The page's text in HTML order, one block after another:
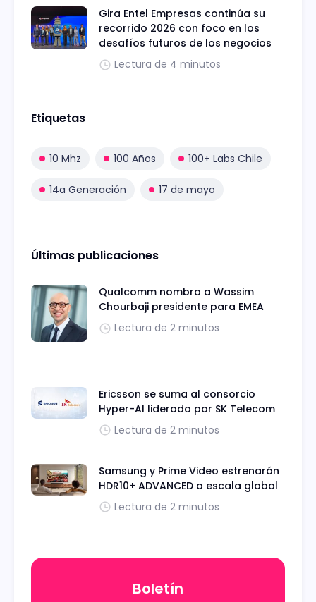
Gira Entel Empresas continúa su
recorrido 2026 con foco en los
desafíos futuros de los negocios
Lectura de 4 minutos
Etiquetas
10 Mhz 100 Años 100+ Labs Chile
14a Generación 17 de mayo
Últimas publicaciones
Qualcomm nombra a Wassim
Chourbaji presidente para EMEA
Lectura de 2 minutos
Ericsson se suma al consorcio
Hyper-AI liderado por SK Telecom
Lectura de 2 minutos
Samsung y Prime Video estrenarán
HDR10+ ADVANCED a escala global
Lectura de 2 minutos
Boletín